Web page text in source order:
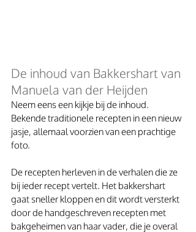
De inhoud van Bakkershart van
Manuela van der Heijden
Neem eens een kijkje bij de inhoud.
Bekende traditionele recepten in een nieuw
jasje, allemaal voorzien van een prachtige
foto.
De recepten herleven in de verhalen die ze
bij ieder recept vertelt. Het bakkershart
gaat sneller kloppen en dit wordt versterkt
door de handgeschreven recepten met
bakgeheimen van haar vader, die je overal